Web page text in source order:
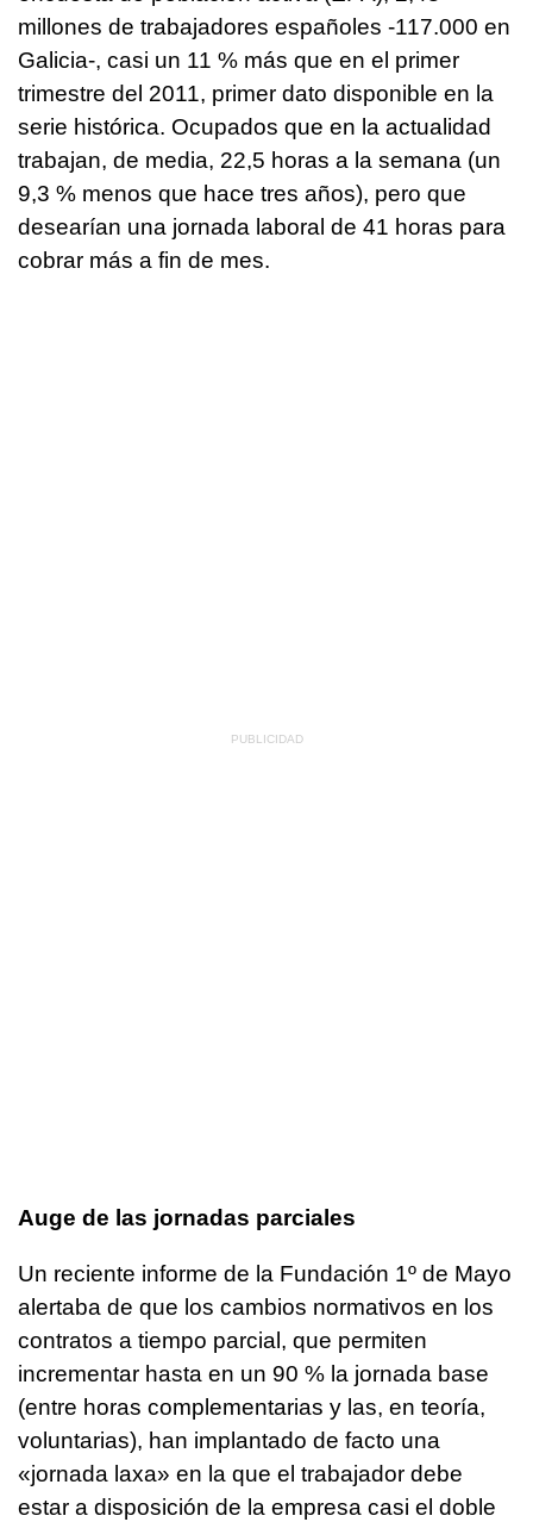
millones de trabajadores españoles -117.000 en
Galicia-, casi un 11 % más que en el primer
trimestre del 2011, primer dato disponible en la
serie histórica. Ocupados que en la actualidad
trabajan, de media, 22,5 horas a la semana (un
9,3 % menos que hace tres años), pero que
desearían una jornada laboral de 41 horas para
cobrar más a fin de mes.
Auge de las jornadas parciales
Un reciente informe de la Fundación 1º de Mayo
alertaba de que los cambios normativos en los
contratos a tiempo parcial, que permiten
incrementar hasta en un 90 % la jornada base
(entre horas complementarias y las, en teoría,
voluntarias), han implantado de facto una
«jornada laxa» en la que el trabajador debe
estar a disposición de la empresa casi el doble